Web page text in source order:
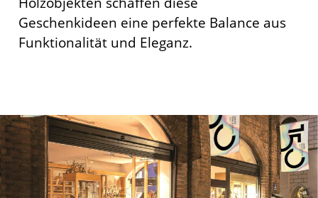
Geschenkideen eine perfekte Balance aus
Funktionalität und Eleganz.